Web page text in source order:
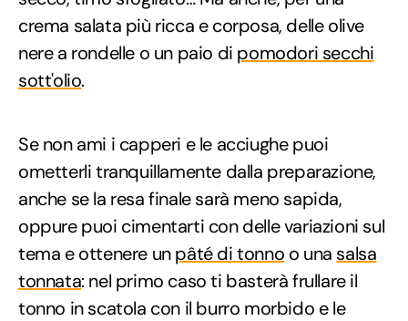
crema salata più ricca e corposa, delle olive
nere a rondelle o un paio di pomodori secchi
sott'olio.
Se non ami i capperi e le acciughe puoi
ometterli tranquillamente dalla preparazione,
anche se la resa finale sarà meno sapida,
oppure puoi cimentarti con delle variazioni sul
tema e ottenere unpâté di tonno o una salsa
tonnata: nel primo caso ti basterà frullare il
tonno in scatola con il burro morbido e le